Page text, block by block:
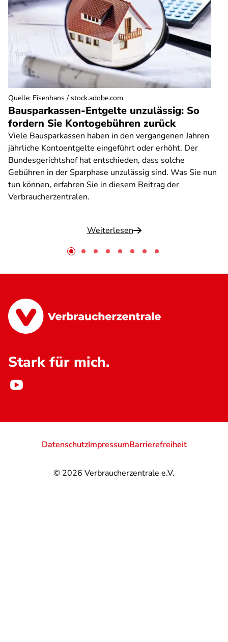
Bausparkassen-Entgelte unzulässig: So
fordern Sie Kontogebühren zurück
Viele Bausparkassen haben in den vergangenen Jahren
jährliche Kontoentgelte eingeführt oder erhöht. Der
Bundesgerichtshof hat entschieden, dass solche
Gebühren in der Sparphase unzulässig sind. Was Sie nun
tun können, erfahren Sie in diesem Beitrag der
Verbraucherzentralen.
Weiterlesen
Quelle: Eisenhans / stock.adobe.com
Stark für mich.
© 2026 Verbraucherzentrale e.V.
DatenschutzImpressumBarrierefreiheit